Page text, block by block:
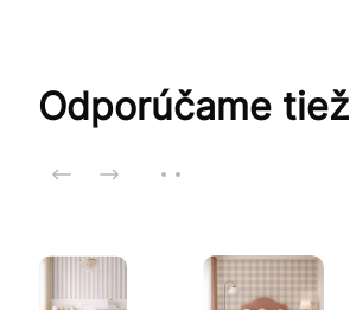
Odporúčame tiež